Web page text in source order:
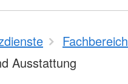
Fachbereich
Ausstattung